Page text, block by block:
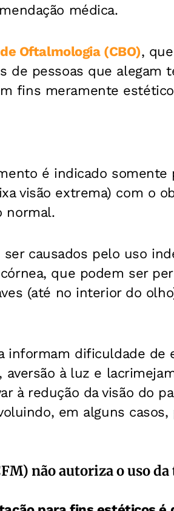
médica.
Oftalmologia (CBO),
de pessoas que alegam
fins meramente
é indicado somente
visão extrema) com o
normal.
causados pelo uso
que podem ser
(até no interior do
informam dificuldade de
aversão à luz e
à redução da visão do
em alguns casos,
não autoriza o uso